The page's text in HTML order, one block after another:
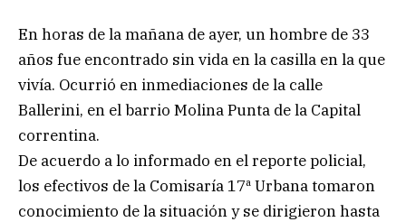
En horas de la mañana de ayer, un hombre de 33
años fue encontrado sin vida en la casilla en la que
vivía. Ocurrió en inmediaciones de la calle
Ballerini, en el barrio Molina Punta de la Capital
correntina.
De acuerdo a lo informado en el reporte policial,
los efectivos de la Comisaría 17ª Urbana tomaron
conocimiento de la situación y se dirigieron hasta